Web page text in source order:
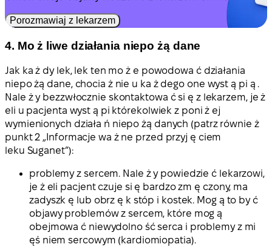
Porozmawiaj z lekarzem
4. Mo ż liwe działania niepo żą dane
Jak ka ż dy lek, lek ten mo ż e powodowa ć działania
niepo żą dane, chocia ż nie u ka ż dego one wyst ą pi ą .
Nale ż y bezzwłocznie skontaktowa ć si ę z lekarzem, je ż
eli u pacjenta wyst ą pi którekolwiek z poni ż ej
wymienionych działa ń niepo żą danych (patrz równie ż
punkt 2 „Informacje wa ż ne przed przyj ę ciem
leku Suganet”):
problemy z sercem. Nale ż y powiedzie ć lekarzowi,
je ż eli pacjent czuje si ę bardzo zm ę czony, ma
zadyszk ę lub obrz ę k stóp i kostek. Mog ą to by ć
objawy problemów z sercem, które mog ą
obejmowa ć niewydolno ść serca i problemy z mi
ęś niem sercowym (kardiomiopatia).